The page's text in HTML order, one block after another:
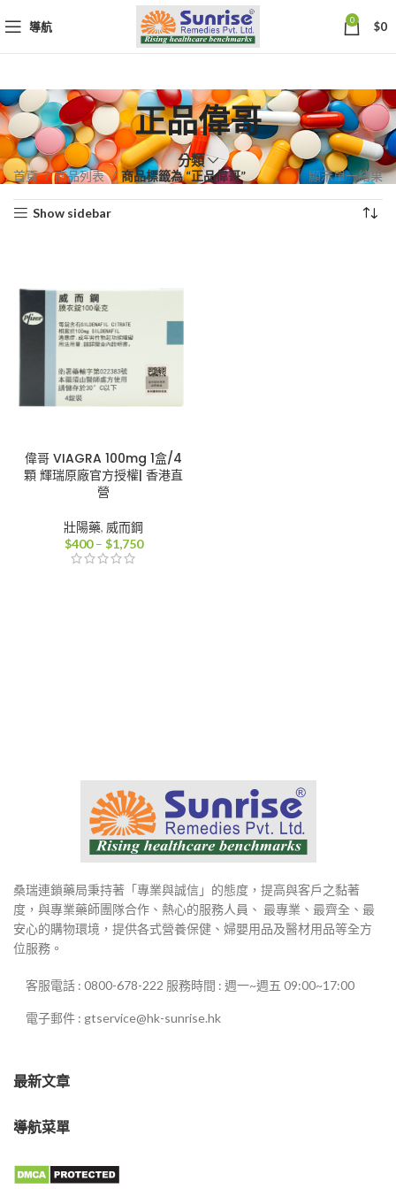
導航 0 $0
正品偉哥
分類
首頁 商品列表 商品標籤為 “正品偉哥” 顯示單一結果
Show sidebar
偉哥 VIAGRA 100mg 1盒/4
顆 輝瑞原廠官方授權| 香港直
營
壯陽藥, 威而鋼
$400 – $1,750價
桑瑞連鎖藥局秉持著「專業與誠信」的態度，提高與客戶之黏著
度，與專業藥師團隊合作、熱心的服務人員、 最專業、最齊全、最
安心的購物環境，提供各式營養保健、婦嬰用品及醫材用品等全方
位服務。
客服電話 : 0800-678-222 服務時間 : 週一~週五 09:00~17:00
電子郵件 : gtservice@hk-sunrise.hk
最新文章
導航菜單